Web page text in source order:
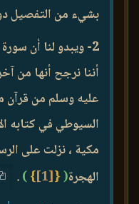
بشيء من التفصيل
2- ويبدو لنا أن
أننا نرجح أنها من
عليه وسلم من قرآن
السيوطي في كتابه
مكية ، نزلت على
الهجرة(
{
[1]
}
)
.